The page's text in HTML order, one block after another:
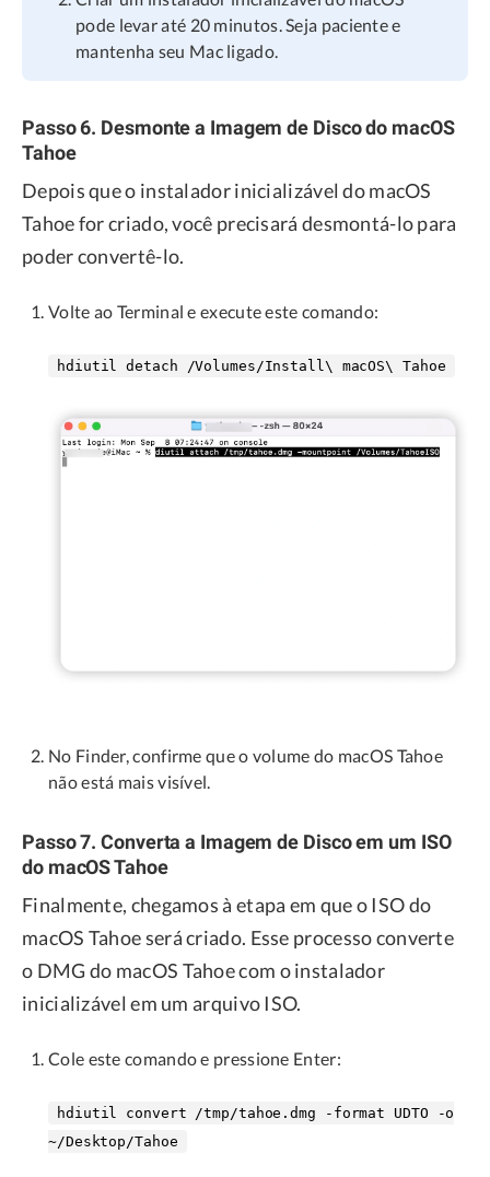
pode levar até 20 minutos. Seja paciente e
mantenha seu Mac ligado.
Passo 6. Desmonte a Imagem de Disco do macOS
Tahoe
Depois que o instalador inicializável do macOS
Tahoe for criado, você precisará desmontá-lo para
poder convertê-lo.
Volte ao Terminal e execute este comando:
hdiutil detach /Volumes/Install\ macOS\ Tahoe
No Finder, confirme que o volume do macOS Tahoe
não está mais visível.
Passo 7. Converta a Imagem de Disco em um ISO
do macOS Tahoe
Finalmente, chegamos à etapa em que o ISO do
macOS Tahoe será criado. Esse processo converte
o DMG do macOS Tahoe com o instalador
inicializável em um arquivo ISO.
Cole este comando e pressione Enter:
hdiutil convert /tmp/tahoe.dmg -format UDTO -o
~/Desktop/Tahoe